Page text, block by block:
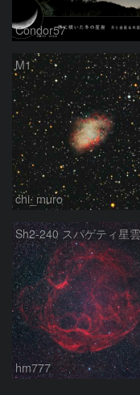
Condor57
M1
chi_muro
Sh2-240 スパゲティ星雲
hm777